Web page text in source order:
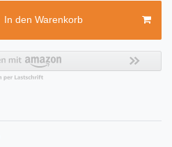
In den Warenkorb